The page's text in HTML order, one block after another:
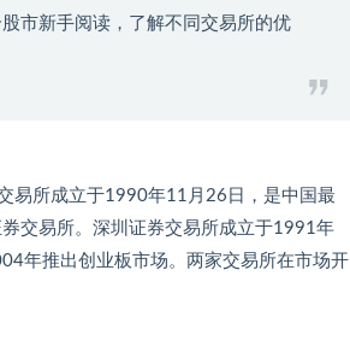
市新手阅读，了解不同交易所的优
易所成立于1990年11月26日，是中国最
交易所。深圳证券交易所成立于1991年
年推出创业板市场。两家交易所在市场开